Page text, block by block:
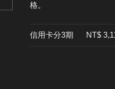
格。
信用卡分3期 ​NT$